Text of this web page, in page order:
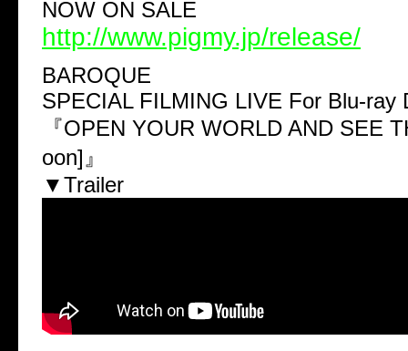
NOW ON SALE
http://www.pigmy.jp/release/
BAROQUE
SPECIAL FILMING LIVE For Blu-ray
『OPEN YOUR WORLD AND SEE
oon]』
▼Trailer